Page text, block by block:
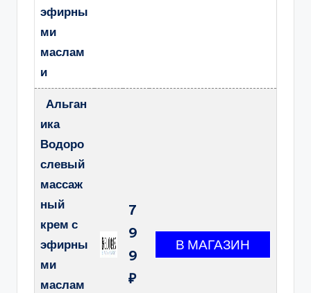
эфирны
ми
маслам
и
Альган
ика
Водоро
слевый
массаж
ный
крем с
эфирны
ми
маслам
7
9
9
₽